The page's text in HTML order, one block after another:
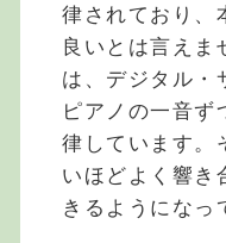
律されており、
良いとは言えま
は、デジタル・
ピアノの一音ず
律しています。
いほどよく響き
きるようになっ